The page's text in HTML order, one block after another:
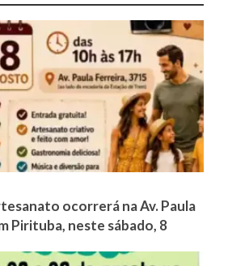
ocorrerá na Av. Paula
Pirituba, neste sábado, 8